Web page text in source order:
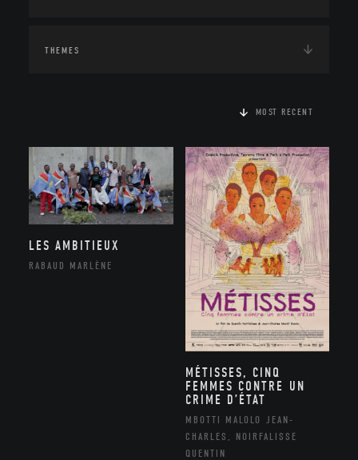
THEMES
MOST RECENT
LES AMBITIEUX
RABAUD MARLÈNE
MÉTISSES, CINQ
FEMMES CONTRE UN
CRIME D’ÉTAT
MBOTTI MALOLO JEAN-
CHARLES, NOIRFALISSE
QUENTIN